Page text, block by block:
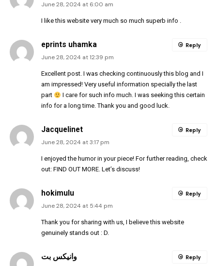
June 28, 2024 at 6:00 am
I like this website very much so much superb info .
eprints uhamka
June 28, 2024 at 12:39 pm
Excellent post. I was checking continuously this blog and I
am impressed! Very useful information specially the last
part
I care for such info much. I was seeking this certain
info for a long time. Thank you and good luck.
Reply
Jacquelinet
June 28, 2024 at 3:17 pm
I enjoyed the humor in your piece! For further reading, check
out: FIND OUT MORE. Let’s discuss!
Reply
hokimulu
June 28, 2024 at 5:44 pm
Thank you for sharing with us, I believe this website
genuinely stands out : D.
Reply
وانیکس بت Reply